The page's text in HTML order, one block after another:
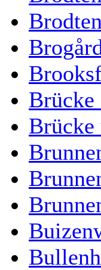
Brücke
Brücke